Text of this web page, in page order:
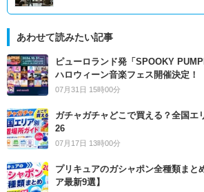
あわせて読みたい記事
ピューロランド発「SPOOKY
ハロウィーン音楽フェス開催決定！
07月31日 15時00分
ガチャガチャどこで買える？全国エ
26
07月17日 13時00分
プリキュアのガシャポン全種類まと
ア最新9選】